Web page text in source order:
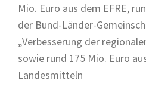
Mio. Euro aus dem EFRE,
der Bund-Länder-
„Verbesserung der
sowie rund 175 Mio. Euro
Landesmitteln